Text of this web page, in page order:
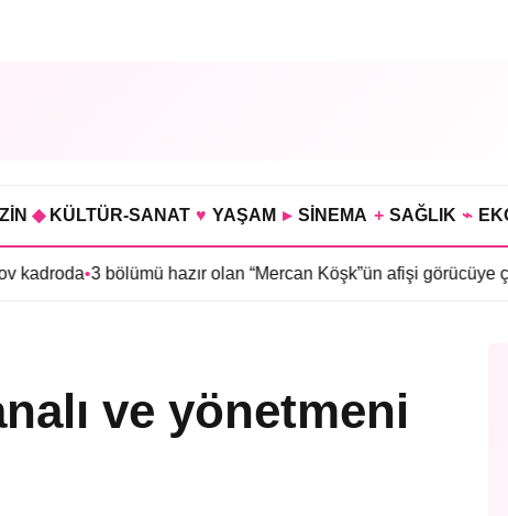
◆ KÜLTÜR-SANAT ♥ YAŞAM ▸ SİNEMA + SAĞLIK ⌁
hazır olan “Mercan Köşk”ün afişi görücüye çıktı•İmroz’da
ve yönetmeni